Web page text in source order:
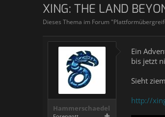
XING: THE LAND
Dieses Thema im Forum "
Hammerschaedel
Ein
bis jetzt
Sieht
http://